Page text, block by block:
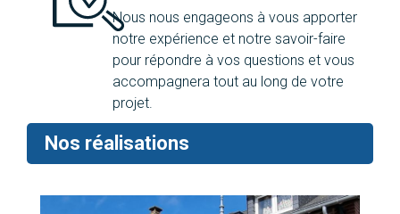
Nous nous engageons à vous apporter
notre expérience et notre savoir-faire
pour répondre à vos questions et vous
accompagnera tout au long de votre
projet.
Nos réalisations